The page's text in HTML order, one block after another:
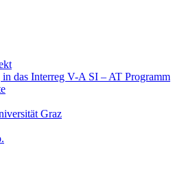
das Interreg V-A SI – AT Programm
Graz